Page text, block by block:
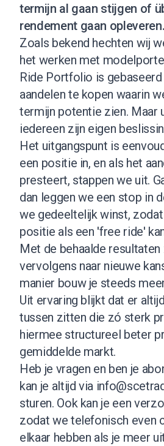
termijn al gaan stijgen of
rendement gaan opleveren.
Zoals bekend hechten wij
het werken met
Ride Portfolio is
aandelen te kopen waarin
termijn potentie zien. Maar
iedereen zijn eigen
Het uitgangspunt is
een positie in, en als het
presteert, stappen we uit.
dan leggen we een stop in
we gedeeltelijk winst,
positie als een 'free ride'
Met de behaalde
vervolgens naar nieuwe
manier bouw je steeds
Uit ervaring blijkt dat er
tussen zitten die zó sterk
hiermee structureel beter
gemiddelde markt.
Heb je vragen en ben je
kan je altijd via
sturen. Ook kan je een
zodat we telefonisch even
elkaar hebben als je meer